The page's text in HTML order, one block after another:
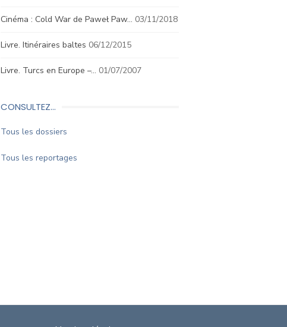
Cinéma : Cold War de Paweł Paw… 03/11/2018
Livre. Itinéraires baltes 06/12/2015
Livre. Turcs en Europe –… 01/07/2007
CONSULTEZ…
Tous les dossiers
Tous les reportages